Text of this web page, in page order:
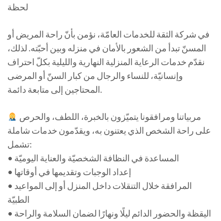
لحظة
في شركة الثقة للخدمات العامّة، نؤمن بأنّ راحة المريض أو
المسنّ تبدأ من الشعور بالأمان في منزله وبين أحبّته. لذلك،
نقدّم خدمات الرعاية المنزلية النهارية والليلية بكلّ احتراف
وإنسانيّة، للنساء والرجال من كبار السنّ أو المرضى
المحتاجين إلى متابعة دائمة.
على راحة الشخص الذي يعتنون به، ويقدّمون خدمات شاملة
تشمل:
• المساعدة في النظافة الشخصيّة والعناية اليوميّة
• إعداد الوجبات وتقديمها في أوقاتها
• المرافقة خلال التنقلات داخل المنزل أو إلى المواعيد
الطبيّة
• اليقظة والحضور الدائم ليلًا ونهارًا لضمان السلامة والراحة